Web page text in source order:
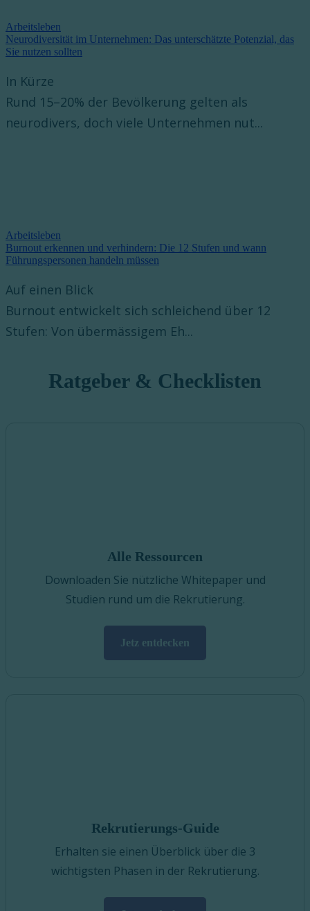
Arbeitsleben
Neurodiversität im Unternehmen: Das unterschätzte Potenzial, das
Sie nutzen sollten
In Kürze
Rund 15–20% der Bevölkerung gelten als
neurodivers, doch viele Unternehmen nut...
Arbeitsleben
Burnout erkennen und verhindern: Die 12 Stufen und wann
Führungspersonen handeln müssen
Auf einen Blick
Burnout entwickelt sich schleichend über 12
Stufen: Von übermässigem Eh...
Ratgeber & Checklisten
Alle Ressourcen
Downloaden Sie nützliche Whitepaper und
Studien rund um die Rekrutierung.
Jetz entdecken
Rekrutierungs-Guide
Erhalten sie einen Überblick über die 3
wichtigsten Phasen in der Rekrutierung.